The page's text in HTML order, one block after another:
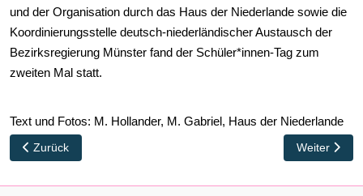
und der Organisation durch das Haus der Niederlande sowie die
Koordinierungsstelle deutsch-niederländischer Austausch der
Bezirksregierung Münster fand der Schüler*innen-Tag zum
zweiten Mal statt.
Text und Fotos: M. Hollander, M. Gabriel, Haus der Niederlande
Vorheriger Beitrag: Besuch des Zentrums für Refraktive Chirurgie
Zurück Nächster
Weiter